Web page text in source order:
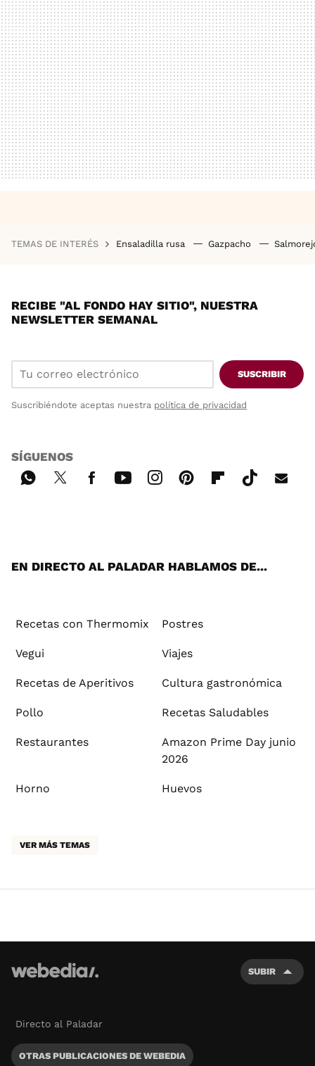
TEMAS DE INTERÉS Ensaladilla rusa Gazpacho
RECIBE "AL FONDO HAY SITIO", NUESTRA
NEWSLETTER SEMANAL
SUSCRIBIR
Suscribiéndote aceptas nuestra política de privacidad
SÍGUENOS
EN DIRECTO AL PALADAR HABLAMOS DE...
Recetas con Thermomix Postres
Vegui Viajes
Recetas de Aperitivos Cultura gastronómica
Pollo Recetas Saludables
Restaurantes
Amazon Prime Day junio
2026
Horno Huevos
VER MÁS TEMAS
SUBIR
Directo al Paladar
OTRAS PUBLICACIONES DE WEBEDIA